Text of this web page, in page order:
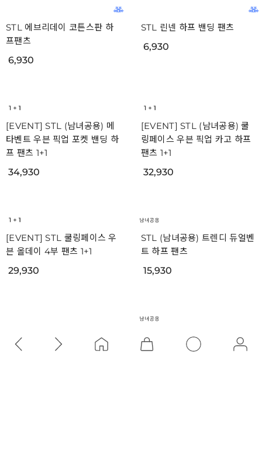
프팬츠
6,930